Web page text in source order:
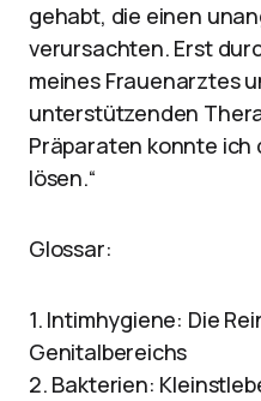
gehabt, die einen
verursachten. Erst
meines Frauenarztes
unterstützenden
Präparaten konnte ich
lösen.“
Glossar:
1. Intimhygiene: Die
Genitalbereichs
2. Bakterien: